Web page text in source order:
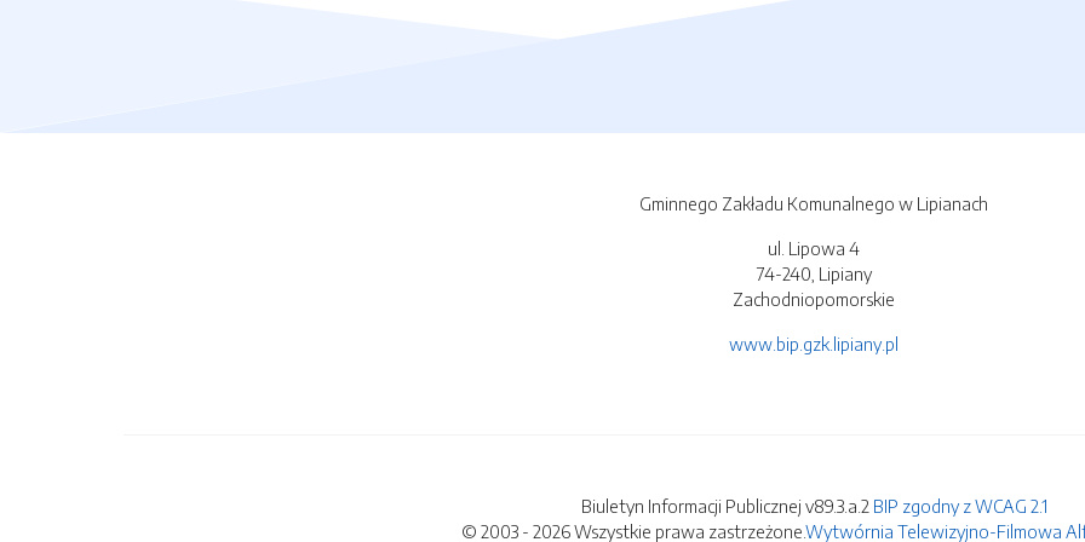
Gminnego Zakładu Komunalnego w Lipianach
ul. Lipowa 4
74-240, Lipiany
Zachodniopomorskie
www.bip.gzk.lipiany.pl
Biuletyn Informacji Publicznej v89.3.a.2 BIP zgodny z WCAG 2.1
© 2003 - 2026 Wszystkie prawa zastrzeżone.Wytwórnia Telewizyjno-Filmowa